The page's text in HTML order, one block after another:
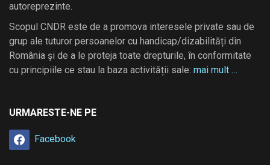
autoreprezinte.
Scopul CNDR este de a promova interesele private sau de
grup ale tuturor persoanelor cu handicap/dizabilități din
România și de a le proteja toate drepturile, în conformitate
cu principiile ce stau la baza activității sale: mai mult …
URMARESTE-NE PE
Facebook